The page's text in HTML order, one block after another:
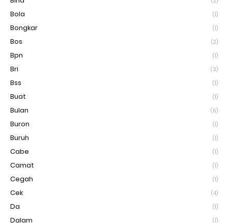
Bola (1)
Bongkar (1)
Bos (2)
Bpn (1)
Bri (3)
Bss (1)
Buat (1)
Bulan (6)
Buron (1)
Buruh (1)
Cabe (1)
Camat (1)
Cegah (1)
Cek (4)
Da (1)
Dalam (1)